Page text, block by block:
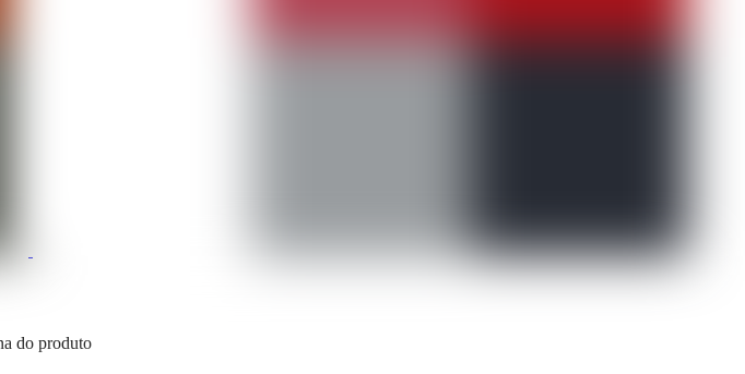
do produto